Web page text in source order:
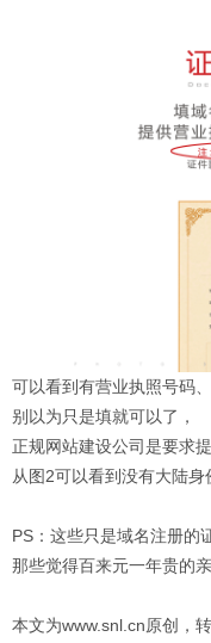
可以看到有营业执照号码
别以为只是填就可以了，
正规网站建设公司是要求
从图2可以看到没有大陆身
PS：这些只是域名注册的
那些觉得百来元一年贵的
本文为www.snl.cn原创，